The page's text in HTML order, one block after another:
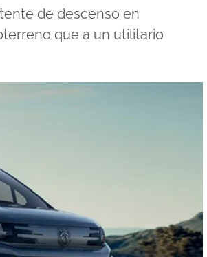
de descenso en
que a un utilitario